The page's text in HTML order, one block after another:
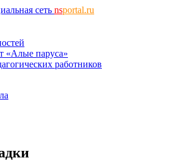
сеть nsportal.ru
«Алые паруса»
работников